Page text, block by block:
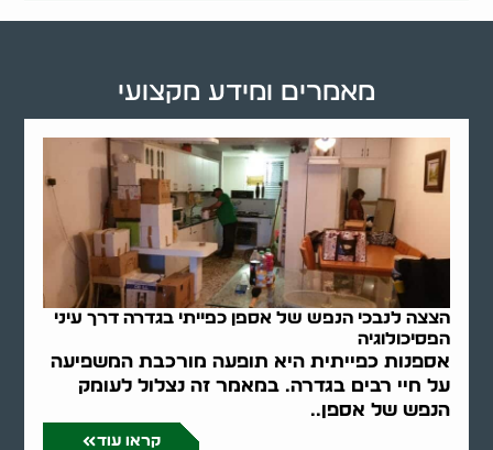
הצצה לנבכי הנפש של אספן כפייתי בגדרה דרך עיני
הפסיכולוגיה
אספנות כפייתית היא תופעה מורכבת המשפיעה
על חיי רבים בגדרה. במאמר זה נצלול לעומק
הנפש של אספן..
קראו עוד
מאמרים ומידע מקצועי